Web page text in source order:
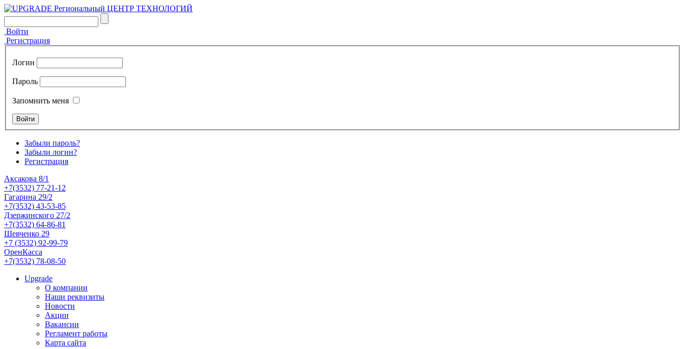
Войти
Регистрация
Логин
Пароль
Запомнить меня
Забыли пароль?
Забыли логин?
Регистрация
Аксакова 8/1
+7(3532) 77-21-12
Гагарина 29/2
+7(3532) 43-53-85
Дзержинского 27/2
+7(3532) 64-86-81
Шевченко 29
+7 (3532) 92-99-79
ОренКасса
+7(3532) 78-08-50
Upgrade
О компании
Наши реквизиты
Новости
Акции
Вакансии
Регламент работы
Карта сайта